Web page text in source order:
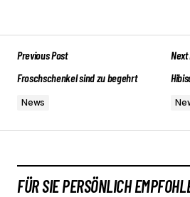
Previous Post
Froschschenkel sind zu begehrt
News
Next
FÜR SIE PERSÖNLICH